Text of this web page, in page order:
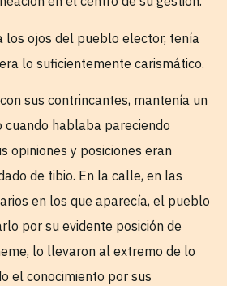
los ojos del pueblo elector, tenía
lo suficientemente carismático.
sus contrincantes, mantenía un
cuando hablaba pareciendo
opiniones y posiciones eran
de tibio. En la calle, en las
en los que aparecía, el pueblo
por su evidente posición de
lo llevaron al extremo de lo
el conocimiento por sus